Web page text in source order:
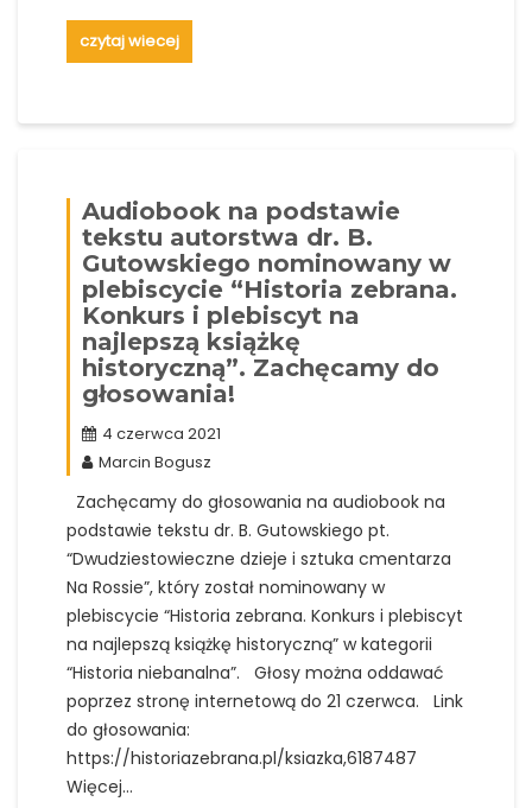
czytaj wiecej
Audiobook na podstawie
tekstu autorstwa dr. B.
Gutowskiego nominowany w
plebiscycie “Historia zebrana.
Konkurs i plebiscyt na
najlepszą książkę
historyczną”. Zachęcamy do
głosowania!
4 czerwca 2021
Marcin Bogusz
Zachęcamy do głosowania na audiobook na
podstawie tekstu dr. B. Gutowskiego pt.
“Dwudziestowieczne dzieje i sztuka cmentarza
Na Rossie”, który został nominowany w
plebiscycie “Historia zebrana. Konkurs i plebiscyt
na najlepszą książkę historyczną” w kategorii
“Historia niebanalna”. Głosy można oddawać
poprzez stronę internetową do 21 czerwca. Link
do głosowania:
https://historiazebrana.pl/ksiazka,6187487
Więcej…